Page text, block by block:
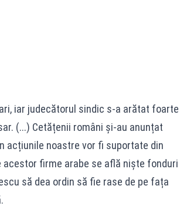
iar judecătorul sindic s-a arătat foarte
(...) Cetățenii români și-au anunțat
acțiunile noastre vor fi suportate din
acestor firme arabe se află niște fonduri
să dea ordin să fie rase de pe fața